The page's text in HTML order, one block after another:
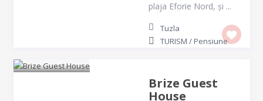
plaja Eforie Nord, și ...
Tuzla
TURISM / Pensiune
Brize Guest
House